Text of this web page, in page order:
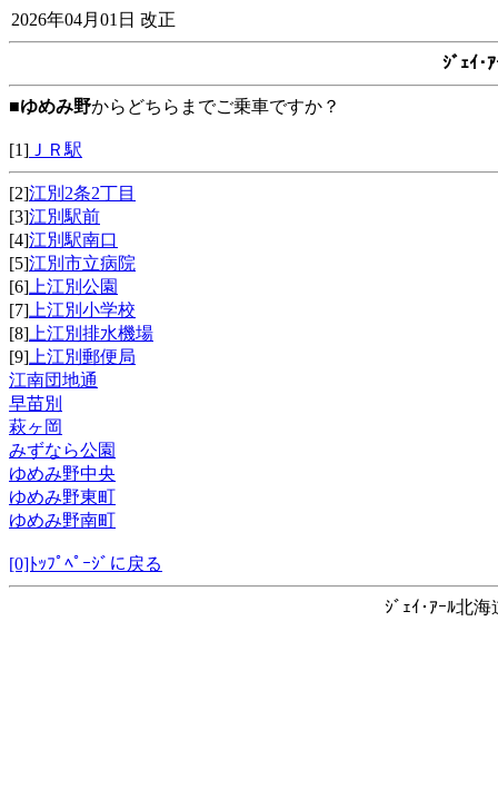
2026年04月01日 改正
ｼﾞｪｲ･
■ゆめみ野からどちらまでご乗車ですか？
[1] ＪＲ駅
[2]江別2条2丁目
[3]江別駅前
[4]江別駅南口
[5]江別市立病院
[6] 上江別公園
[7] 上江別小学校
[8] 上江別排水機場
[9] 上江別郵便局
江南団地通
早苗別
萩ヶ岡
みずなら公園
ゆめみ野中央
ゆめみ野東町
ゆめみ野南町
[0]ﾄｯﾌﾟﾍﾟｰｼﾞに戻る
ｼﾞｪｲ･ｱｰﾙ北